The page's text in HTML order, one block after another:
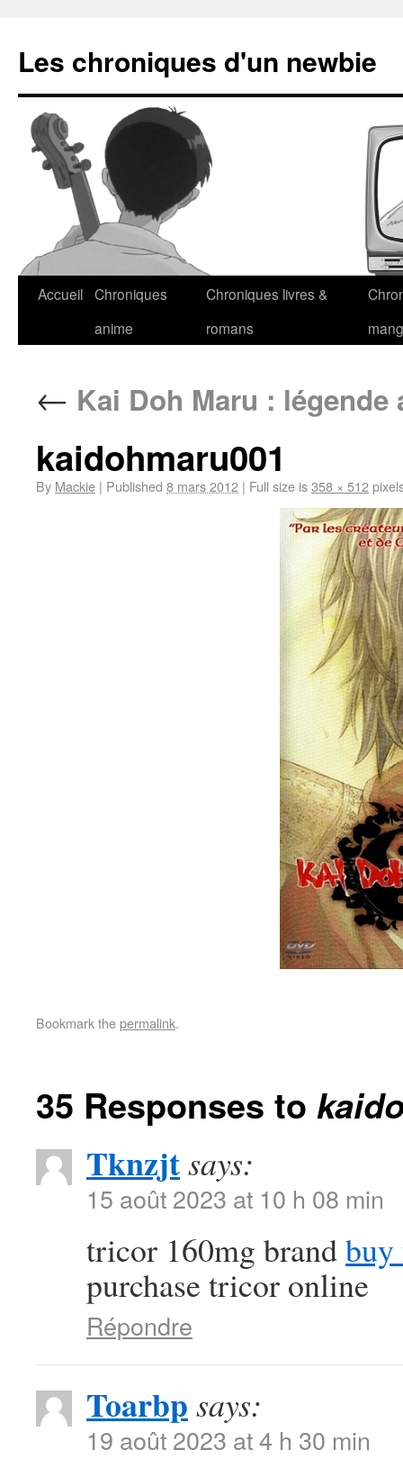
Les chroniques d'un newbie
Accueil Chroniques
anime
Chroniques livres &
romans
← Kai Doh Maru : légende
kaidohmaru001
By Mackie | Published 8 mars 2012 | Full size is358 × 512
Bookmark thepermalink.
35 Responses to
Tknzjtsays:
15 août 2023 at 10 h 08 min
tricor 160mg brandbuy
purchase tricor online
Répondre
Toarbp says:
19 août 2023 at 4 h 30 min